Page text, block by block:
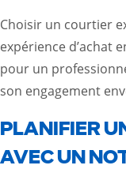
Choisir un courtier
expérience d’achat
pour un
son engagement
PLANIFIER
AVEC UN